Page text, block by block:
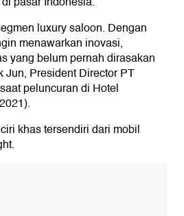
luxury saloon. Dengan
menawarkan inovasi,
yang belum pernah dirasakan
President Director PT
peluncuran di Hotel
khas tersendiri dari mobil